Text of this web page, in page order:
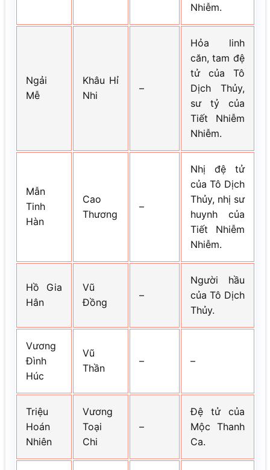
Nhiễm.
Ngải
Mễ
Khâu Hỉ
Nhi
–
Hỏa linh
căn, tam đệ
tử của Tô
Dịch Thủy,
sư tỷ của
Tiết Nhiễm
Nhiễm.
Mẫn
Tinh
Hàn
Cao
Thương
–
Nhị đệ tử
của Tô Dịch
Thủy, nhị sư
huynh của
Tiết Nhiễm
Nhiễm.
Hồ Gia
Hân
Vũ
Đồng
–
Người hầu
của Tô Dịch
Thủy.
Vương
Đình
Húc
Vũ
Thần
– –
Triệu
Hoán
Nhiên
Vương
Toại
Chi
–
Đệ tử của
Mộc Thanh
Ca.